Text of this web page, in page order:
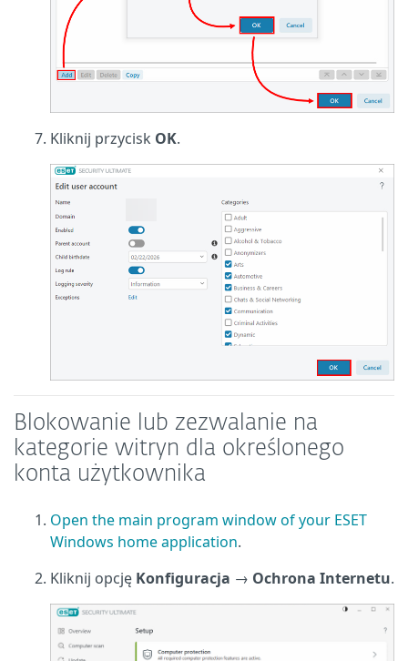
Kliknij przycisk OK.
Blokowanie lub zezwalanie na
kategorie witryn dla określonego
konta użytkownika
Open the main program window of your ESET
Windows home application.
Kliknij opcję Konfiguracja → Ochrona Internetu.